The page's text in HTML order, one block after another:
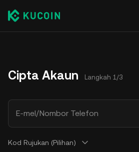
Cipta Akaun Langkah 1/3
E-mel/Nombor Telefon
Kod Rujukan (Pilihan)